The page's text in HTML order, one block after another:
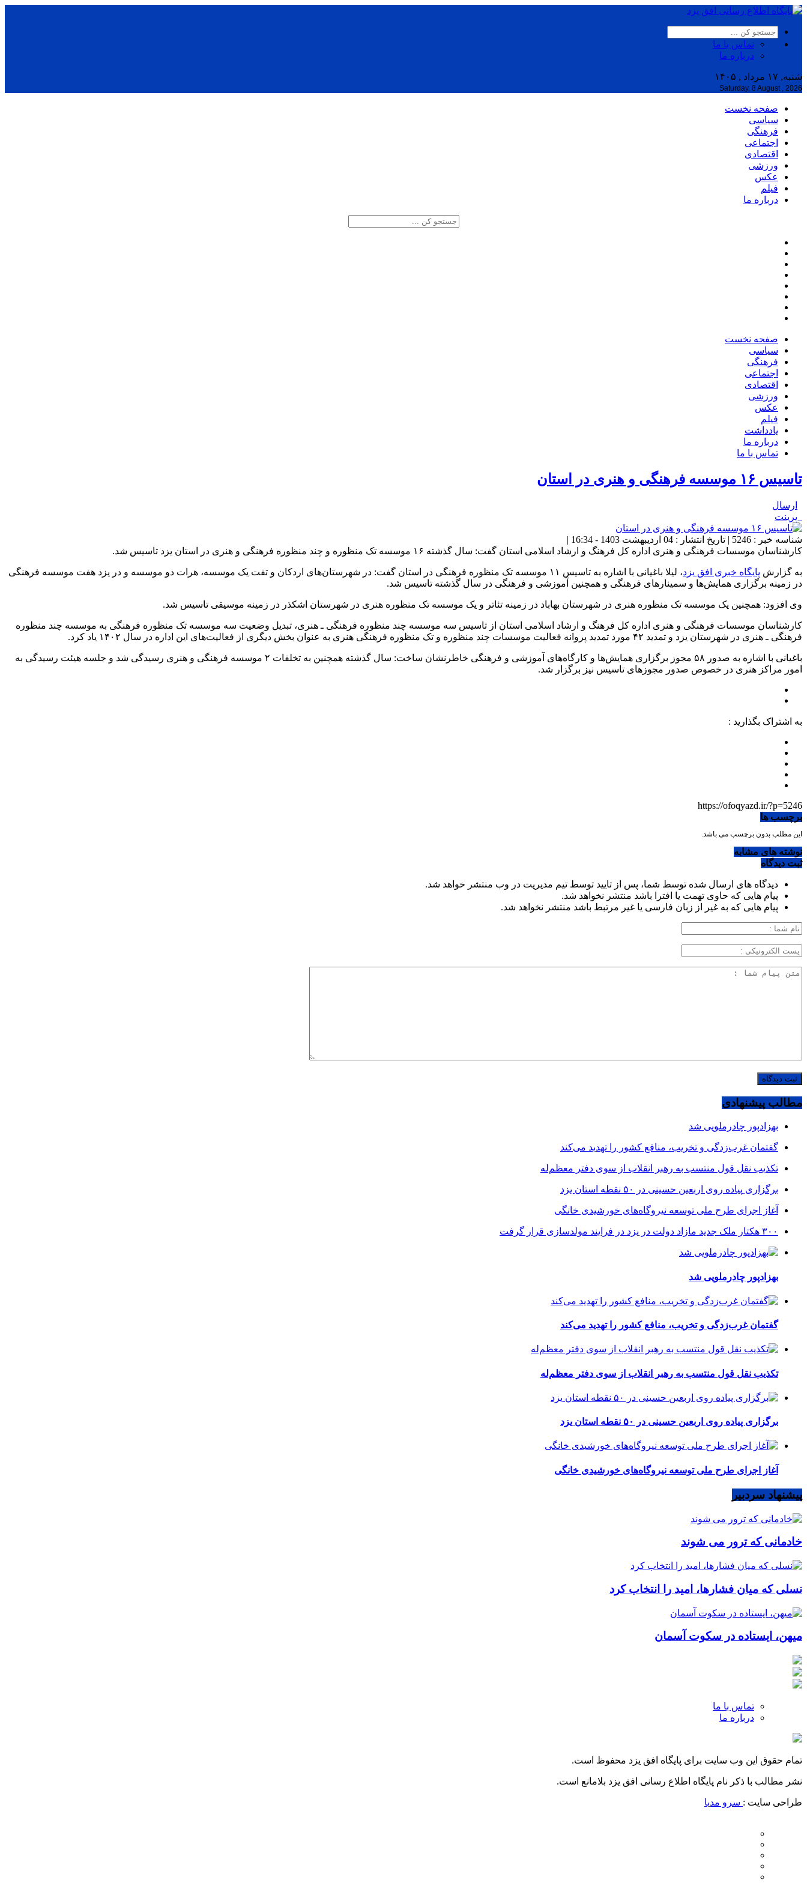
تماس با ما
درباره ما
شنبه, ۱۷ مرداد , ۱۴۰۵
Saturday, 8 August , 2026
صفحه نخست
سیاسی
فرهنگی
اجتماعی
اقتصادی
ورزشی
عکس
فیلم
درباره ما
صفحه نخست
سیاسی
فرهنگی
اجتماعی
اقتصادی
ورزشی
عکس
فیلم
یادداشت
درباره ما
تماس با ما
تاسیس ۱۶ موسسه فرهنگی و هنری در استان
ارسال
پرینت
شناسه خبر : 5246 | تاریخ انتشار : 04 اردیبهشت 1403 - 16:34 |
کارشناسان موسسات فرهنگی و هنری اداره کل فرهنگ و ارشاد اسلامی استان گفت: سال گذشته ۱۶ موسسه تک منظوره و چند منظوره فرهنگی و هنری در استان یزد تاسیس شد.
به گزارش پایگاه خبری افق یزد
، لیلا باغیانی با اشاره به تاسیس ۱۱ موسسه تک منظوره فرهنگی در استان گفت: در شهرستان‌های اردکان و تفت یک موسسه، هرات دو موسسه و در یزد هفت موسسه فرهنگی
در زمینه برگزاری همایش‌ها و سمینار‌های فرهنگی و همچنین آموزشی و فرهنگی در سال گذشته تاسیس شد.
وی افزود: همچنین یک موسسه تک منظوره هنری در شهرستان بهاباد در زمینه تئاتر و یک موسسه تک منظوره هنری در شهرستان اشکذر در زمینه موسیقی تاسیس شد.
کارشناسان موسسات فرهنگی و هنری اداره کل فرهنگ و ارشاد اسلامی استان از تاسیس سه موسسه چند منظوره فرهنگی ـ هنری، تبدیل وضعیت سه موسسه تک منظوره فرهنگی به موسسه چند منظوره
فرهنگی ـ هنری در شهرستان یزد و تمدید ۴٢ مورد تمدید پروانه فعالیت موسسات چند منظوره و تک منظوره فرهنگی هنری به عنوان بخش دیگری از فعالیت‌های این اداره در سال ۱۴۰۲ یاد کرد.
باغیانی با اشاره به صدور ۵۸ مجوز برگزاری همایش‌ها و کارگاه‌های آموزشی و فرهنگی خاطرنشان ساخت: سال گذشته همچنین به تخلفات ۲ موسسه فرهنگی و هنری رسیدگی شد و جلسه هیئت رسیدگی به
امور مراکز هنری در خصوص صدور مجوز‌های تاسیس نیز برگزار شد.
به اشتراک بگذارید :
https://ofoqyazd.ir/?p=5246
برچسب ها
این مطلب بدون برچسب می باشد.
نوشته های مشابه
ثبت دیدگاه
دیدگاه های ارسال شده توسط شما، پس از تایید توسط تیم مدیریت در وب منتشر خواهد شد.
پیام هایی که حاوی تهمت یا افترا باشد منتشر نخواهد شد.
پیام هایی که به غیر از زبان فارسی یا غیر مرتبط باشد منتشر نخواهد شد.
مطالب پیشنهادی
بهزادپور چادرملویی شد
گفتمان غرب‌زدگی و تخریب، منافع کشور را تهدید می‌کند
تکذیب نقل قول منتسب به رهبر انقلاب از سوی دفتر معظم‌له
برگزاری پیاده روی اربعین حسینی در ۵۰ نقطه استان یزد
آغاز اجرای طرح ملی توسعه نیروگاه‌های خورشیدی خانگی
۳۰۰ هکتار ملک جدید مازاد دولت در یزد در فرایند مولدسازی قرار گرفت
بهزادپور چادرملویی شد
گفتمان غرب‌زدگی و تخریب، منافع کشور را تهدید می‌کند
تکذیب نقل قول منتسب به رهبر انقلاب از سوی دفتر معظم‌له
برگزاری پیاده روی اربعین حسینی در ۵۰ نقطه استان یزد
آغاز اجرای طرح ملی توسعه نیروگاه‌های خورشیدی خانگی
پیشنهاد سردبیر
خادمانی که ترور می شوند
نسلی که میان فشارها، امید را انتخاب کرد
میهن، ایستاده در سکوت آسمان
تماس با ما
درباره ما
تمام حقوق این وب سایت برای پایگاه افق یزد محفوظ است.
نشر مطالب با ذکر نام پایگاه اطلاع رسانی افق یزد بلامانع است.
طراحی سایت : سرو مدیا